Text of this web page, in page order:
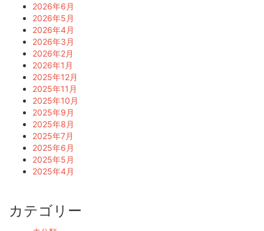
2026年6月
2026年5月
2026年4月
2026年3月
2026年2月
2026年1月
2025年12月
2025年11月
2025年10月
2025年9月
2025年8月
2025年7月
2025年6月
2025年5月
2025年4月
カテゴリー